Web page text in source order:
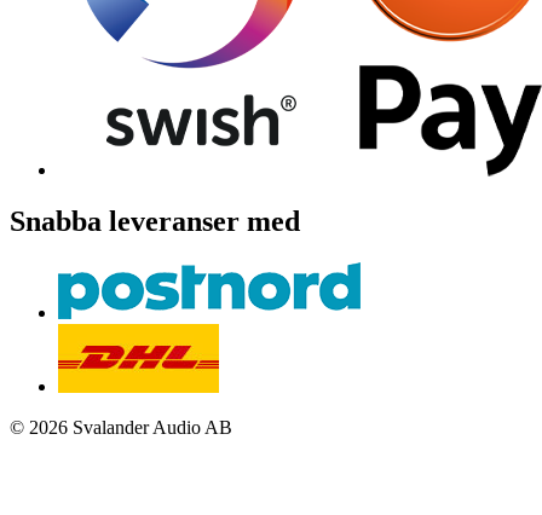
Snabba leveranser med
© 2026 Svalander Audio AB